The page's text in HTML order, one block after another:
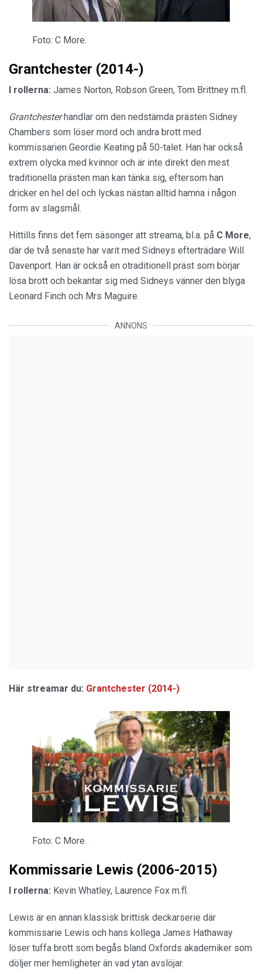
Foto: C More.
Grantchester (2014-)
I rollerna: James Norton, Robson Green, Tom Brittney m.fl.
Grantchesterhandlar om den nedstämda prästen Sidney
Chambers som löser mord och andra brott med
kommissarien Geordie Keating på 50-talet. Han har också
extrem olycka med kvinnor och är inte direkt den mest
traditionella prästen man kan tänka sig, eftersom han
dricker en hel del och lyckas nästan alltid hamna i någon
form av slagsmål.
Hittills finns det fem säsonger att streama, bl.a. på C More,
där de två senaste har varit med Sidneys efterträdare Will
Davenport. Han är också en otraditionell präst som börjar
lösa brott och bekantar sig med Sidneys vänner den blyga
Leonard Finch och Mrs Maguire.
ANNONS
Här streamar du: Grantchester (2014-)
Foto: C More.
Kommissarie Lewis (2006-2015)
I rollerna: Kevin Whatley, Laurence Fox m.fl.
Lewis är en annan klassisk brittisk deckarserie där
kommissarie Lewis och hans kollega James Hathaway
löser tuffa brott som begås bland Oxfords akademiker som
döljer mer hemligheter än vad ytan avslöjar.